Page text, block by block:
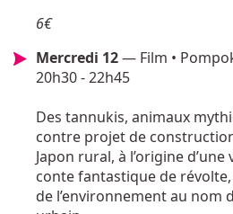
6€
Mercredi 12— Film •
20h30 - 22h45
Des tannukis, animaux
contre projet de
Japon rural, à l’origine
conte fantastique de
de l’environnement au nom